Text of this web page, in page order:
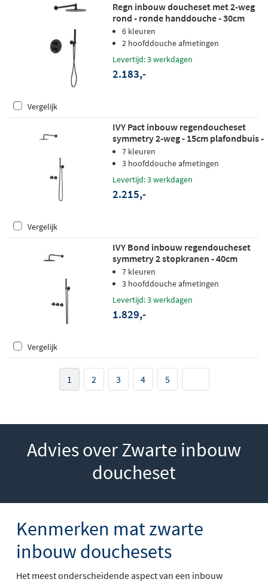
Regn inbouw doucheset met 2-weg
rond - ronde handdouche - 30cm
hoofddouche - plafondbuis -
glijstang - gunmetal zwart pvd
6 kleuren
2 hoofddouche afmetingen
Levertijd: 3 werkdagen
2.183,-
Vergelijk
IVY Pact inbouw regendoucheset
symmetry 2-weg - 15cm plafondbuis -
30cm slim hoofddouche - glijstang -
satin spray handdouche - zwart
7 kleuren
3 hoofddouche afmetingen
Levertijd: 3 werkdagen
2.215,-
Vergelijk
IVY Bond inbouw regendoucheset
symmetry 2 stopkranen - 40cm
wandarm - 20cm slim hoofddouche -
wandhouder - satin spray
handdouche - mat zwart ped
7 kleuren
3 hoofddouche afmetingen
Levertijd: 3 werkdagen
1.829,-
Vergelijk
1 2 3 4 5
Advies over Zwarte inbouw
doucheset
Kenmerken mat zwarte
inbouw douchesets
Het meest onderscheidende aspect van een inbouw